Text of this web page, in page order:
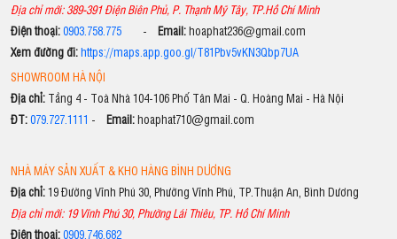
Địa chỉ mới: 389-391 Điện Biên Phủ, P. Thạnh Mỹ Tây, TP.Hồ Chí Minh
Điện thoại:0903.758.775- Email:hoaphat236@gmail.com
Xem đường đi:https://maps.app.goo.gl/T81Pbv5vKN3Qbp7UA
SHOWROOM HÀ NỘI
Địa chỉ:Tầng 4 - Toà Nhà 104-106 Phố Tân Mai - Q. Hoàng Mai - Hà Nội
ĐT:079.727.1111 - Email:hoaphat710@gmail.com
NHÀ MÁY SẢN XUẤT & KHO HÀNG BÌNH DƯƠNG
Địa chỉ:19 Đường Vĩnh Phú 30, Phường Vĩnh Phú, TP.Thuận An, Bình Dương
Địa chỉ mới: 19 Vĩnh Phú 30, Phường Lái Thiêu, TP. Hồ Chí Minh
Điện thoại:0909.746.682